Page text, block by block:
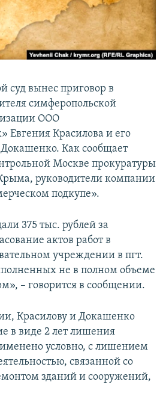
суд вынес приговор в
симферопольской
ООО
Евгения Красилова и его
Докашенко. Как сообщает
Москве прокуратуры
руководители компании
подкупе».
375 тыс. рублей за
актов работ в
учреждении в пгт.
не в полном объеме
– говорится в сообщении.
Красилову и Докашенко
в виде 2 лет лишения
условно, с лишением
связанной со
зданий и сооружений,